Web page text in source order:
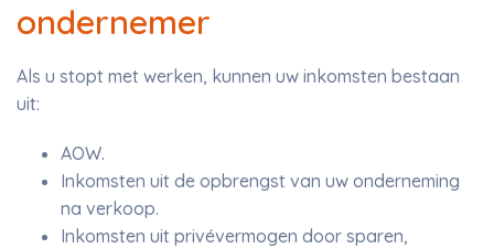
ondernemer
Als u stopt met werken, kunnen uw inkomsten bestaan
uit:
AOW.
Inkomsten uit de opbrengst van uw onderneming
na verkoop.
Inkomsten uit privévermogen door sparen,